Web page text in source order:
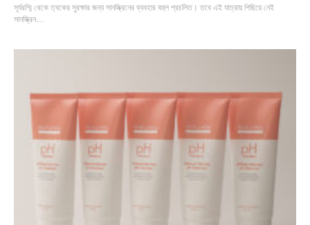
সূর্যরশ্মি থেকে ত্বকের সুরক্ষার জন্য সানস্ক্রিনের ব্যবহার বহুল প্রচলিত। তবে এই যাত্রায় পিছিয়ে নেই
সানস্ক্রিন…